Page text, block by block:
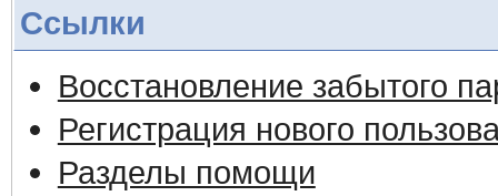
Ссылки
Восстановление забытого
Регистрация нового
Разделы помощи